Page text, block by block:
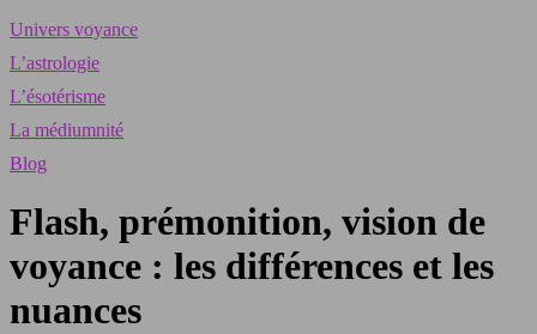
Univers voyance
L’astrologie
L’ésotérisme
La médiumnité
Blog
Flash, prémonition, vision de
voyance : les différences et les
nuances